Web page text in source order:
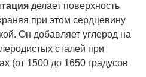
делает поверхность
при этом сердцевину
Он добавляет углерод на
сталей при
(от 1500 до 1650 градусов